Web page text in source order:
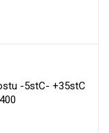
-5stC- +35stC